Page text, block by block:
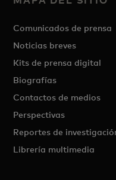
Comunicados de prensa
Noticias breves
Kits de prensa digital
Biografías
Contactos de medios
Perspectivas
Reportes de
Librería multimedia